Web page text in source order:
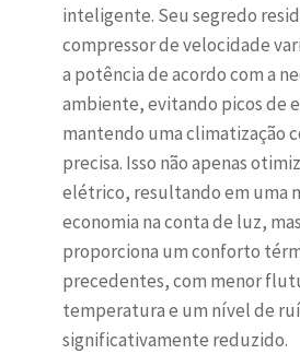
inteligente. Seu segredo
compressor de velocidade
a potência de acordo com a
ambiente, evitando picos de
mantendo uma climatização
precisa. Isso não apenas
elétrico, resultando em uma
economia na conta de luz,
proporciona um conforto
precedentes, com menor
temperatura e um nível de
significativamente reduzido.